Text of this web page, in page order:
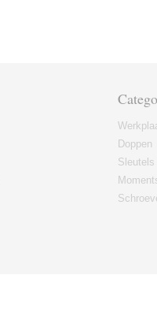
Doppen
Sleutels